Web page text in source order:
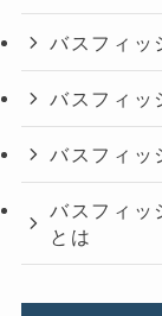
バスフィッ
バスフィッ
バスフィッ
バスフィッ
とは